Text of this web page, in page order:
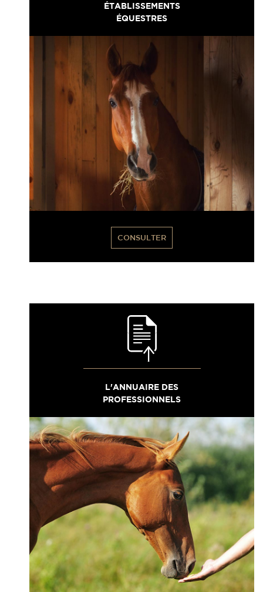
ÉTABLISSEMENTS
ÉQUESTRES
CONSULTER
L'ANNUAIRE DES
PROFESSIONNELS